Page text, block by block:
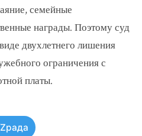
семейные
награды. Поэтому суд
двухлетнего лишения
ограничения с
платы.
Zрада